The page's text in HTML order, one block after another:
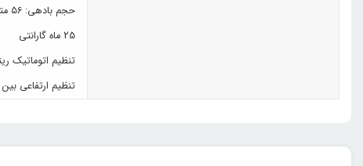
حجم بادهی: 56 مترمکعب بر دقیقه
25 ماه گارانتی
تنظیم اتوماتیک
تنظیم ارتفاعی بین 105 تا 145